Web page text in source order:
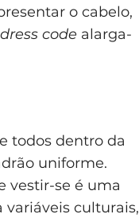
o cabelo,
dress code alarga-
todos dentro da
uniforme.
vestir-se é uma
variáveis culturais,